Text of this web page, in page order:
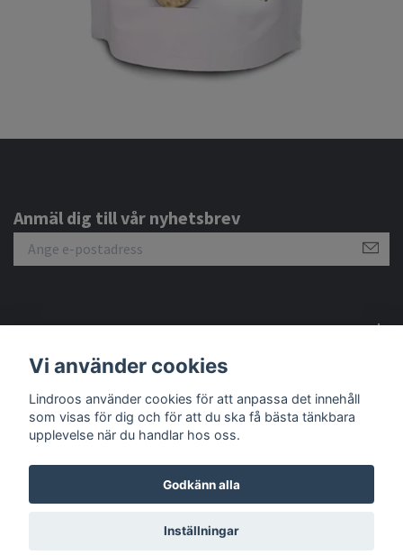
Anmäl dig till vår nyhetsbrev
Sociala medier
© 2026 Lindroos Shop
Vi använder cookies
Lindroos använder cookies för att anpassa det innehåll
som visas för dig och för att du ska få bästa tänkbara
upplevelse när du handlar hos oss.
Godkänn alla
Inställningar